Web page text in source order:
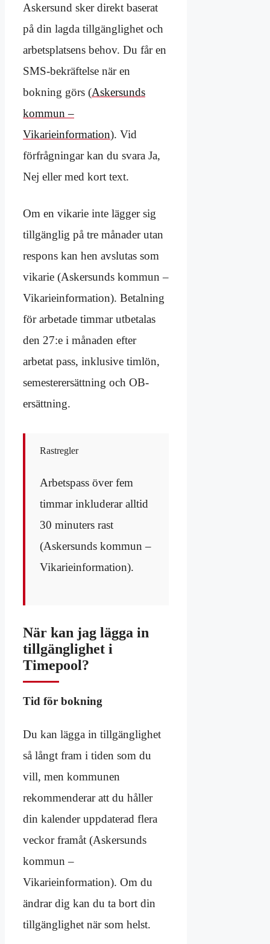
Askersund sker direkt baserat
på din lagda tillgänglighet och
arbetsplatsens behov. Du får en
SMS-bekräftelse när en
bokning görs (Askersunds
kommun –
Vikarieinformation). Vid
förfrågningar kan du svara Ja,
Nej eller med kort text.
Om en vikarie inte lägger sig
tillgänglig på tre månader utan
respons kan hen avslutas som
vikarie (Askersunds kommun –
Vikarieinformation). Betalning
för arbetade timmar utbetalas
den 27:e i månaden efter
arbetat pass, inklusive timlön,
semesterersättning och OB-
ersättning.
Rastregler
Arbetspass över fem
timmar inkluderar alltid
30 minuters rast
(Askersunds kommun –
Vikarieinformation).
När kan jag lägga in
tillgänglighet i
Timepool?
Tid för bokning
Du kan lägga in tillgänglighet
så långt fram i tiden som du
vill, men kommunen
rekommenderar att du håller
din kalender uppdaterad flera
veckor framåt (Askersunds
kommun –
Vikarieinformation). Om du
ändrar dig kan du ta bort din
tillgänglighet när som helst.